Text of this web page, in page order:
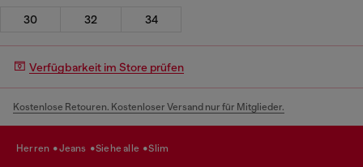
30 32 34
Verfügbarkeit im Store prüfen
Kostenlose Retouren. Kostenloser Versand nur für Mitglieder.
herren jeans siehe alle slim